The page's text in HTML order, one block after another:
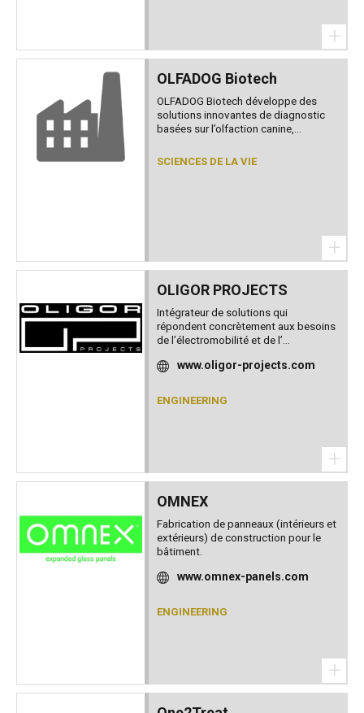
+
OLFADOG Biotech
OLFADOG Biotech développe des
solutions innovantes de diagnostic
basées sur l’olfaction canine,...
SCIENCES DE LA VIE
+
OLIGOR PROJECTS
Intégrateur de solutions qui
répondent concrètement aux besoins
de l’électromobilité et de l’...
www.oligor-projects.com
ENGINEERING
+
OMNEX
Fabrication de panneaux (intérieurs et
extérieurs) de construction pour le
bâtiment.
www.omnex-panels.com
ENGINEERING
+